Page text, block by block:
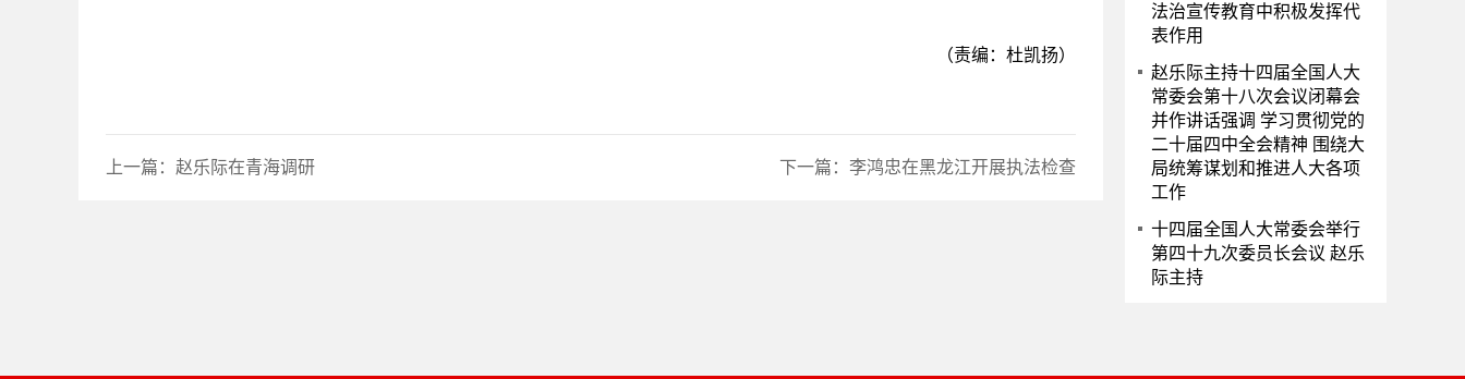
（责编：杜凯扬）
上一篇： 赵乐际在青海调研 下一篇： 李鸿忠在黑龙江开展执法检查
法治宣传教育中积极发挥代
表作用
赵乐际主持十四届全国人大
常委会第十八次会议闭幕会
并作讲话强调 学习贯彻党的
二十届四中全会精神 围绕大
局统筹谋划和推进人大各项
工作
十四届全国人大常委会举行
第四十九次委员长会议 赵乐
际主持